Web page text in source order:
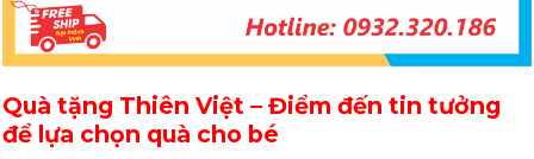
Quà tặng Thiên Việt – Điểm đến tin tưởng
để lựa chọn quà cho bé